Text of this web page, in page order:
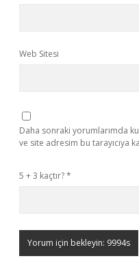
Web Sitesi
Daha sonraki yorumlarımda
ve site adresim bu tarayıcıya
5 + 3 kaçtır?*